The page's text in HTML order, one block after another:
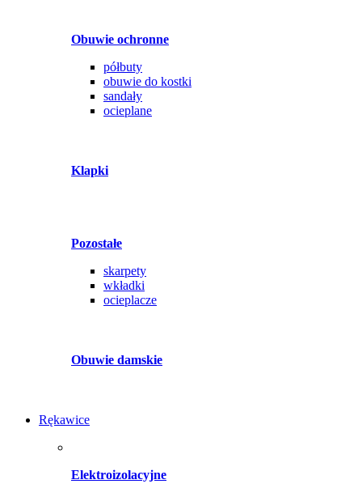
Obuwie ochronne
półbuty
obuwie do kostki
sandały
ocieplane
Klapki
Pozostałe
skarpety
wkładki
ocieplacze
Obuwie damskie
Rękawice
Elektroizolacyjne